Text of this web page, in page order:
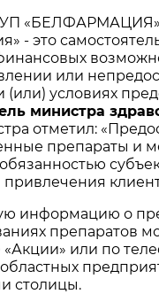
«БЕЛФАРМАЦИЯ»
- это
или
(или) условиях
министра
отметил:
препараты и
информацию о
препаратов
«Акции» или по
областных
столицы.